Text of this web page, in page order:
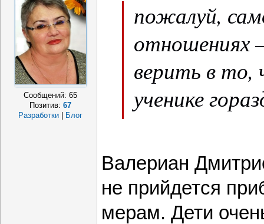
Сообщений: 65
Позитив: 67
Разработки
Блог
пожалуй,
отношениях
верить в то,
ученике
Валериан
не прийдется
мерам. Дети